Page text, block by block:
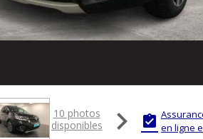
10 photos
disponibles
  en ligne